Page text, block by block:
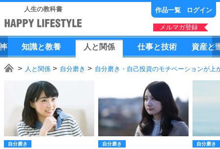
人生の教科書 作品一覧 ログイン
メルマガ登録
知識と教養 人 と 関係 仕事と技術 資産と
人と関係 自分磨き 自分磨き・自己投資のモチベーションが上
自分磨き 自分磨き 自分磨き